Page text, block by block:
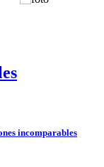
incomparables